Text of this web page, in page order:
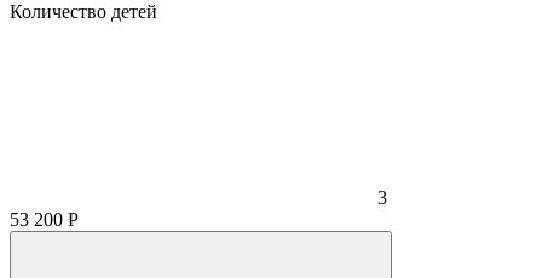
Количество детей
3
53 200 Р